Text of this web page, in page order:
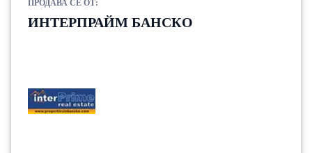
голям диван , холна маса и телевизор. От
гардероб. Банята е с бойлер и стъклен параван.
Отоплението е на климатик. Сградата има асансьор.
ПРОДАВА СЕ ОТ:
ИНТЕРПРАЙМ БАНСКО